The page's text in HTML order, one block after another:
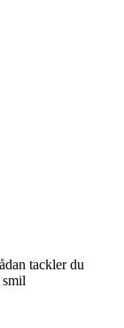
tackler du
smil